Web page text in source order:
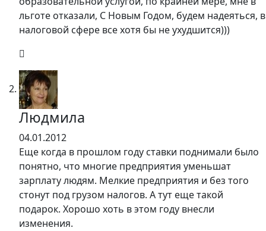
льготе отказали, С Новым Годом, будем надеяться, в
налоговой сфере все хотя бы не ухудшится)))
Людмила
04.01.2012
Еще когда в прошлом году ставки поднимали было
понятно, что многие предприятия уменьшат
зарплату людям. Мелкие предприятия и без того
стонут под грузом налогов. А тут еще такой
подарок. Хорошо хоть в этом году внесли
изменения.